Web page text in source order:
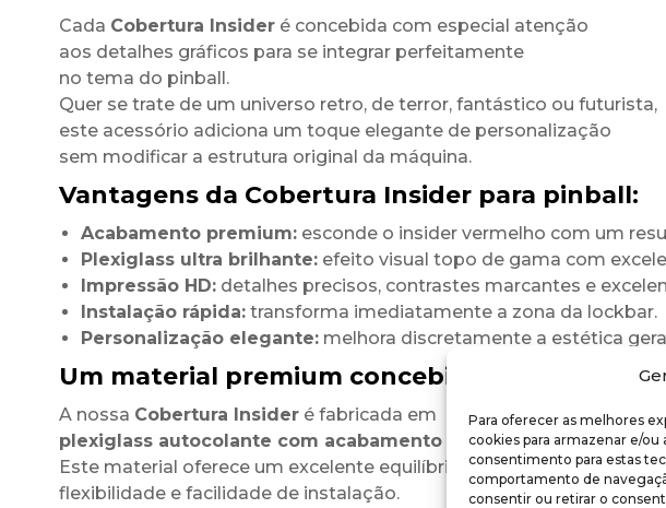
Para oferecer as melhores
cookies para armazenar e/ou
consentimento para estas
comportamento de
consentir ou retirar o
Cada Cobertura Insideré concebida com especial atenção
aos detalhes gráficos para se integrar perfeitamente
no tema do pinball.
Quer se trate de um universo retro, de terror, fantástico ou futurista,
este acessório adiciona um toque elegante de personalização
sem modificar a estrutura original da máquina.
Vantagens da Cobertura Insider para pinball:
Acabamento premium:esconde o insider vermelho com um
Plexiglass ultra brilhante:efeito visual topo de gama com
Impressão HD:detalhes precisos, contrastes marcantes e
Instalação rápida:transforma imediatamente a zona da lockbar.
Personalização elegante:melhora discretamente a estética
Um material premium concebido para durar
A nossa Cobertura Insideré fabricada em
plexiglass autocolante com acabamento ultra brilhante.
Este material oferece um excelente equilíbrio entre rigidez,
flexibilidade e facilidade de instalação.